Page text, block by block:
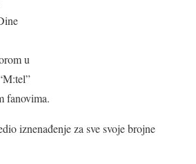
u
fanovima.
iznenađenje za sve svoje brojne